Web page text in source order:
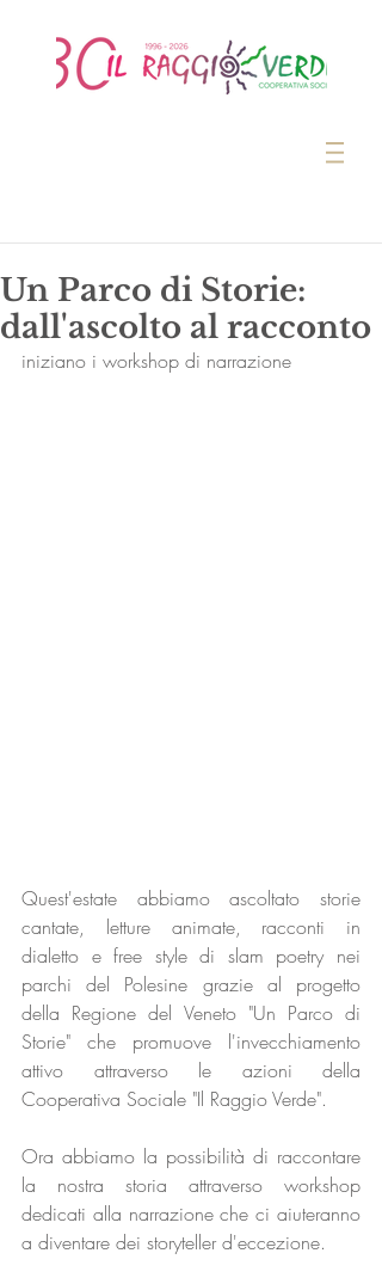
Un Parco di Storie:
dall'ascolto al racconto
iniziano i workshop di narrazione
Quest'estate abbiamo ascoltato storie
cantate, letture animate, racconti in
dialetto e free style di slam poetry nei
parchi del Polesine grazie al progetto
della Regione del Veneto "Un Parco di
Storie" che promuove l'invecchiamento
attivo attraverso le azioni della
Cooperativa Sociale "Il Raggio Verde".
Ora abbiamo la possibilità di raccontare
la nostra storia attraverso workshop
dedicati alla narrazione che ci aiuteranno
a diventare dei storyteller d'eccezione.